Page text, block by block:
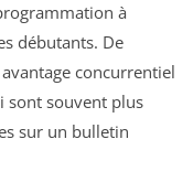
à
débutants. De
concurrentiel
sont souvent plus
sur un bulletin